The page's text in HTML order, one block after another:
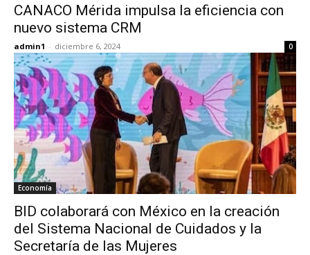
CANACO Mérida impulsa la eficiencia con
nuevo sistema CRM
admin1 - diciembre 6, 2024 0
Economía
BID colaborará con México en la creación
del Sistema Nacional de Cuidados y la
Secretaría de las Mujeres